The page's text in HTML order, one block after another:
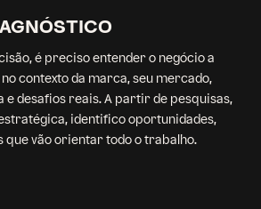
é preciso entender o negócio a
contexto da marca, seu mercado,
desafios reais. A partir de pesquisas,
identifico oportunidades,
que vão orientar todo o trabalho.